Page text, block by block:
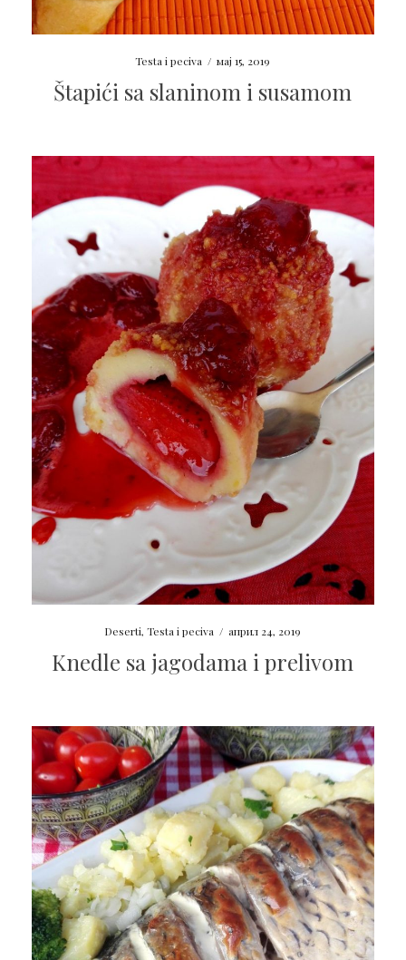
Testa i peciva / мај 15, 2019
Štapići sa slaninom i susamom
Deserti,Testa i peciva / април 24, 2019
Knedle sa jagodama i prelivom